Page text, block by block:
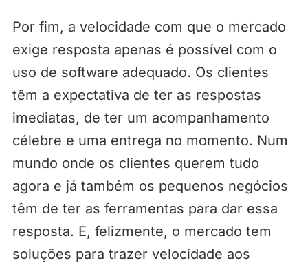
Por fim, a velocidade com que o mercado
exige resposta apenas é possível com o
uso de software adequado. Os clientes
têm a expectativa de ter as respostas
imediatas, de ter um acompanhamento
célebre e uma entrega no momento. Num
mundo onde os clientes querem tudo
agora e já também os pequenos negócios
têm de ter as ferramentas para dar essa
resposta. E, felizmente, o mercado tem
soluções para trazer velocidade aos